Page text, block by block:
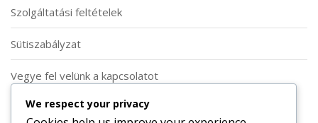
Szolgáltatási feltételek
Sütiszabályzat
Vegye fel velünk a kapcsolatot
Keresés
We respect your privacy